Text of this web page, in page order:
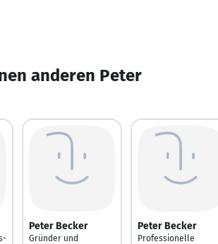
anderen Peter
Peter Becker
Gründer und
Peter Becker
Professionelle